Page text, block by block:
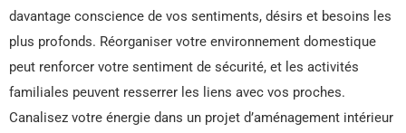
davantage conscience de vos sentiments, désirs et besoins les
plus profonds. Réorganiser votre environnement domestique
peut renforcer votre sentiment de sécurité, et les activités
familiales peuvent resserrer les liens avec vos proches.
Canalisez votre énergie dans un projet d’aménagement intérieur